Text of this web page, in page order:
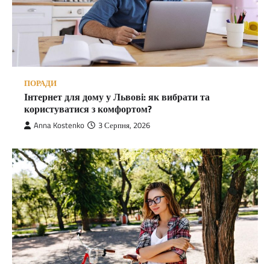
ПОРАДИ
Інтернет для дому у Львові: як вибрати та
користуватися з комфортом?
Anna Kostenko 3 Серпня, 2026